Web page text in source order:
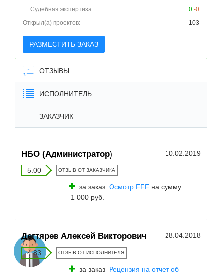
Судебная экспертиза:
+0 -0
Открыл(а) проектов:
103
РАЗМЕСТИТЬ ЗАКАЗ
ОТЗЫВЫ
ИСПОЛНИТЕЛЬ
ЗАКАЗЧИК
НБО (Администратор) 10.02.2019
5.00 ОТЗЫВ ОТ ЗАКАЗЧИКА
за заказ Осмотр FFF на сумму
1 000 руб.
Дегтярев Алексей Викторович 28.04.2018
4.83 ОТЗЫВ ОТ ИСПОЛНИТЕЛЯ
за заказ Рецензия на отчет об